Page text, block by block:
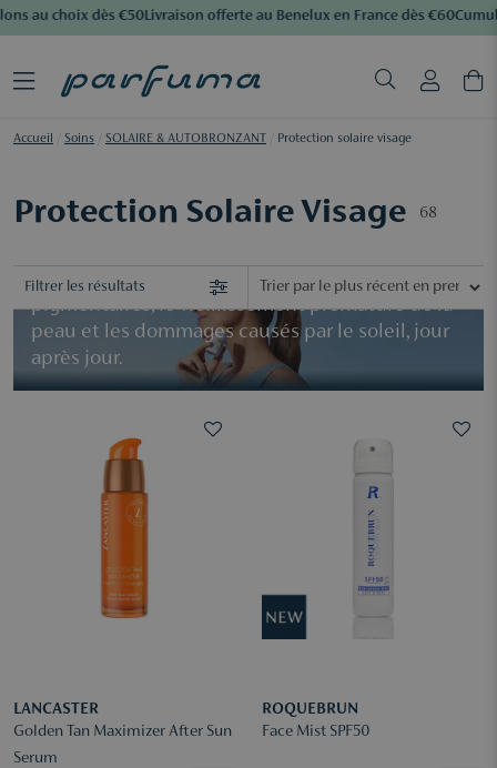
au choix dès €50Livraison offerte au Benelux en France dès €60
Accueil Soins SOLAIRE & AUTOBRONZANT Protection solaire visage
Protection Solaire Visage 68
Filtrer les résultats
La protection solaire quotidienne est l’un des
meilleurs investissements pour préserver la
Un bon SPF aide à prévenir les taches
pigmentaires, le vieillissement prématuré de la
peau et les dommages causés par le soleil, jour
après jour.
LANCASTER
Golden Tan Maximizer After Sun
Serum
ROQUEBRUN
Face Mist SPF50